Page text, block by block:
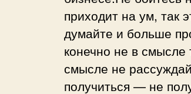
приходит на ум, так
думайте и больше
конечно не в смысле
смысле не
получиться — не